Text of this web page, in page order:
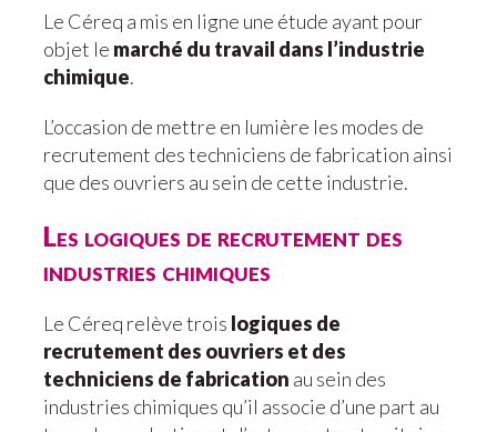
Le Céreq a mis en ligne une étude ayant pour
objet le marché du travail dans l’industrie
chimique.
L’occasion de mettre en lumière les modes de
recrutement des techniciens de fabrication ainsi
que des ouvriers au sein de cette industrie.
Les logiques de recrutement des
industries chimiques
Le Céreq relève trois logiques de
recrutement des ouvriers et des
techniciens de fabrication au sein des
industries chimiques qu’il associe d’une part au